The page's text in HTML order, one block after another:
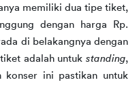
memiliki dua tipe tiket,
dengan harga Rp.
di belakangnya dengan
adalah untuk standing,
konser ini pastikan untuk